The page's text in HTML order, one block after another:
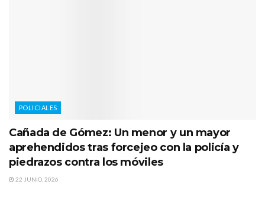
POLICIALES
Cañada de Gómez: Un menor y un mayor
aprehendidos tras forcejeo con la policía y
piedrazos contra los móviles
22 JUNIO, 2026